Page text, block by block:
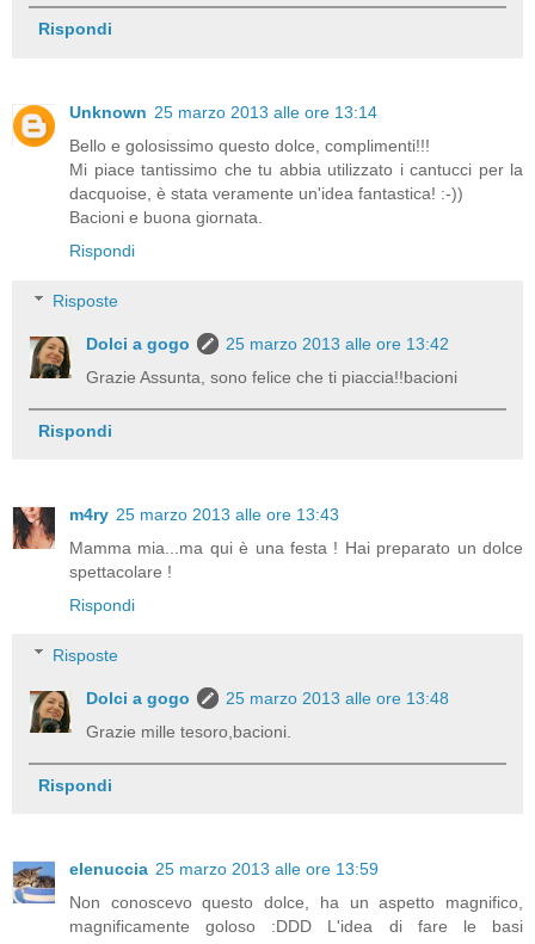
Rispondi
Unknown 25 marzo 2013 alle ore 13:14
Bello e golosissimo questo dolce, complimenti!!!
Mi piace tantissimo che tu abbia utilizzato i cantucci per la
dacquoise, è stata veramente un'idea fantastica! :-))
Bacioni e buona giornata.
Rispondi
Risposte
Dolci a gogo
25 marzo 2013 alle ore 13:42
Grazie Assunta, sono felice che ti piaccia!!bacioni
Rispondi
m4ry 25 marzo 2013 alle ore 13:43
Mamma mia...ma qui è una festa ! Hai preparato un dolce
spettacolare !
Rispondi
Risposte
Dolci a gogo
25 marzo 2013 alle ore 13:48
Grazie mille tesoro,bacioni.
Rispondi
elenuccia 25 marzo 2013 alle ore 13:59
Non conoscevo questo dolce, ha un aspetto magnifico,
magnificamente goloso :DDD L'idea di fare le basi